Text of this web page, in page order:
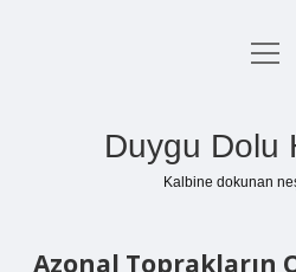
Anasayfa
Duygu Dolu
Kalbine dokunan
Azonal Toprakların